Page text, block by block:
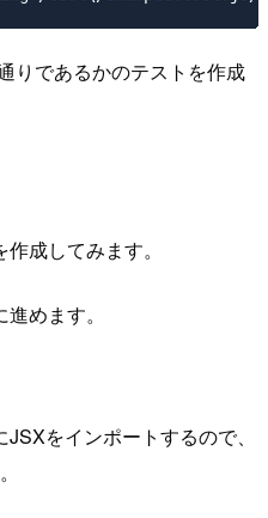
りであるかのテストを作成
成してみます。
めます。
をインポートするので、